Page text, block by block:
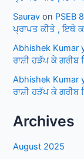
Saurav on PSEB
ਪ੍ਰਾਪਤ ਕੀਤੇ , ਇਥੇ
Abhishek Kumar
ਰਾਸ਼ੀ ਹੜੱਪ ਕੇ ਗਰੀਬ
Abhishek Kumar
ਰਾਸ਼ੀ ਹੜੱਪ ਕੇ ਗਰੀਬ
Archives
August 2025